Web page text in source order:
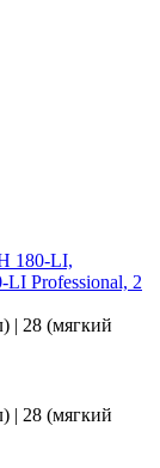
180-LI,
LI Professional, 2
| 28 (мягкий
| 28 (мягкий